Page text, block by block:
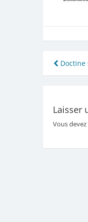
de
Doctine
Laisser
Vous devez